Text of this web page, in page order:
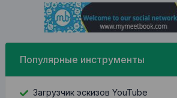
Популярные инструменты
Загрузчик эскизов YouTube